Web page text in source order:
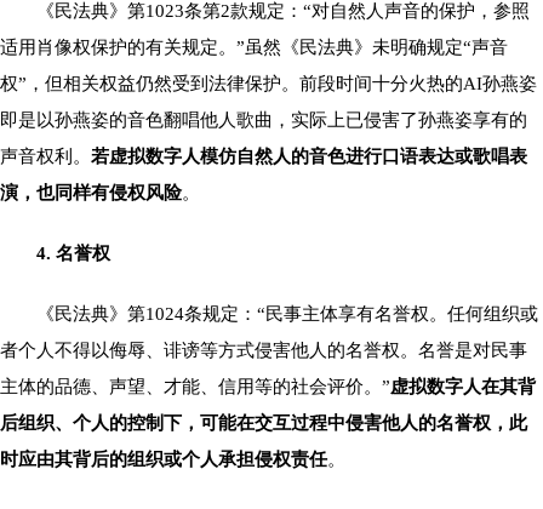
《民法典》第1023条第2款规定：“对自然人声音的保护，参照
适用肖像权保护的有关规定。”虽然《民法典》未明确规定“声音
权”，但相关权益仍然受到法律保护。前段时间十分火热的AI孙燕姿
即是以孙燕姿的音色翻唱他人歌曲，实际上已侵害了孙燕姿享有的
声音权利。 若虚拟数字人模仿自然人的音色进行口语表达或歌唱表
演，也同样有侵权风险。
4. 名誉权
《民法典》第1024条规定：“民事主体享有名誉权。任何组织或
者个人不得以侮辱、诽谤等方式侵害他人的名誉权。名誉是对民事
主体的品德、声望、才能、信用等的社会评价。”虚拟数字人在其背
后组织、个人的控制下，可能在交互过程中侵害他人的名誉权，此
时应由其背后的组织或个人承担侵权责任。